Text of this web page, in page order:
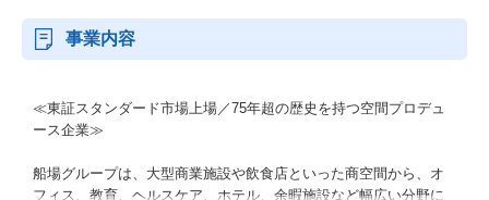
事業内容
≪東証スタンダード市場上場／75年超の歴史を持つ空間プロデュ
ース企業≫
船場グループは、大型商業施設や飲食店といった商空間から、オ
フィス、教育、ヘルスケア、ホテル、余暇施設など幅広い分野に